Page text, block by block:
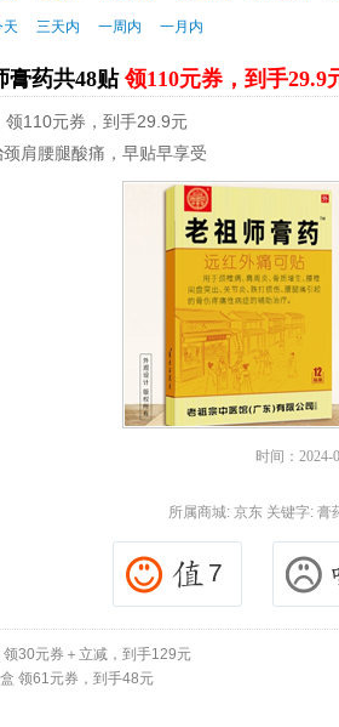
天 三天内 一周内 一月内
膏药共48贴领110元券，到手29.9
领110元券，到手29.9元
肩腰腿酸痛，早贴早享受
时间：2024-
所属商城: 京东关键字: 膏
7
30元券＋立减，到手129元
领61元券，到手48元
宝优惠券+淘宝返利